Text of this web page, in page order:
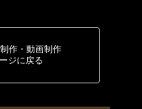
作・動画制作
ジに戻る